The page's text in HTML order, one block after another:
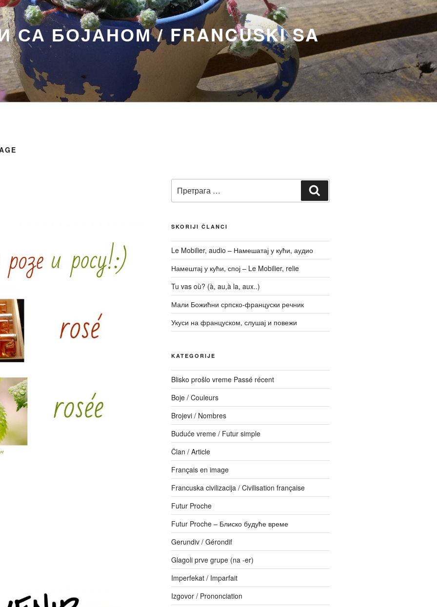
СА БОЈАНОМ / FRANCUSKI SA
за:
SKORIJI ČLANCI
Le Mobilier, audio – Намешатај у кући, аудио
Намештај у кући, спој – Le Mobilier, relie
Tu vas où? (à, au,à la, aux..)
Мали Божићни српско-француски речник
Укуси на француском, слушај и повежи
KATEGORIJE
Blisko prošlo vreme Passé récent
Boje / Couleurs
Brojevi / Nombres
Buduće vreme / Futur simple
Član / Article
Français en image
Francuska civilizacija / Civilisation française
Futur Proche
Futur Proche – Блиско будуће време
Gerundiv / Gérondif
Glagoli prve grupe (na -er)
Imperfekat / Imparfait
Izgovor / Prononciation